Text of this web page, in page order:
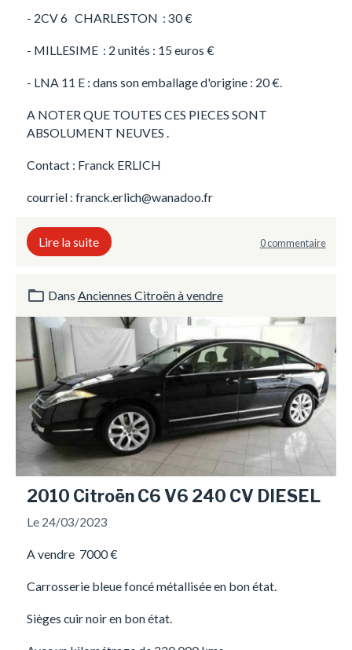
- 2CV 6 CHARLESTON : 30 €
- MILLESIME : 2 unités : 15 euros €
- LNA 11 E : dans son emballage d'origine : 20 €.
A NOTER QUE TOUTES CES PIECES SONT
ABSOLUMENT NEUVES .
Contact : Franck ERLICH
courriel : franck.erlich@wanadoo.fr
Lire la suite 0 commentaire
Dans Anciennes Citroën à vendre
2010 Citroën C6 V6 240 CV DIESEL
Le 24/03/2023
A vendre 7000 €
Carrosserie bleue foncé métallisée en bon état.
Sièges cuir noir en bon état.